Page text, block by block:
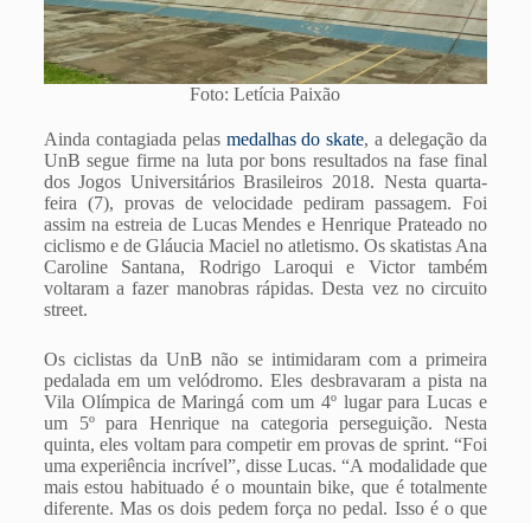
Foto: Letícia Paixão
Ainda contagiada pelas medalhas do skate, a delegação da
UnB segue firme na luta por bons resultados na fase final
dos Jogos Universitários Brasileiros 2018. Nesta quarta-
feira (7), provas de velocidade pediram passagem. Foi
assim na estreia de Lucas Mendes e Henrique Prateado no
ciclismo e de Gláucia Maciel no atletismo. Os skatistas Ana
Caroline Santana, Rodrigo Laroqui e Victor também
voltaram a fazer manobras rápidas. Desta vez no circuito
street.
Os ciclistas da UnB não se intimidaram com a primeira
pedalada em um velódromo. Eles desbravaram a pista na
Vila Olímpica de Maringá com um 4º lugar para Lucas e
um 5º para Henrique na categoria perseguição. Nesta
quinta, eles voltam para competir em provas de sprint. “Foi
uma experiência incrível”, disse Lucas. “A modalidade que
mais estou habituado é o mountain bike, que é totalmente
diferente. Mas os dois pedem força no pedal. Isso é o que